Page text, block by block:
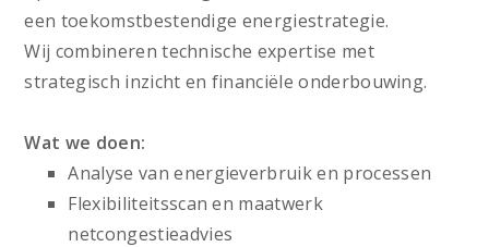
een toekomstbestendige energiestrategie.
Wij combineren technische expertise met
strategisch inzicht en financiële onderbouwing.
Wat we doen:
Analyse van energieverbruik en processen
Flexibiliteitsscan en maatwerk
netcongestieadvies